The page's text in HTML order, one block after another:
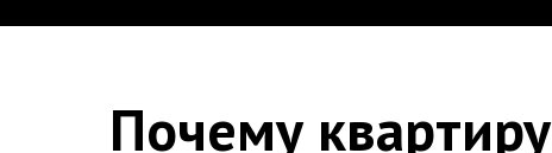
Почему квартиру